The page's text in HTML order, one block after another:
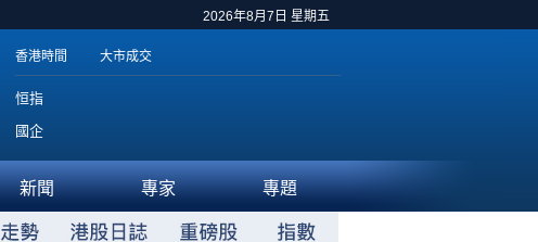
2026年8月7日 星期五
香港時間 大市成交
恒指
國企
新聞 專家 專題